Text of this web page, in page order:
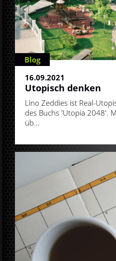
Blog
16.09.2021
Utopisch denken
Lino Zeddies ist Real-
des Buchs 'Utopia 2048'.
üb...